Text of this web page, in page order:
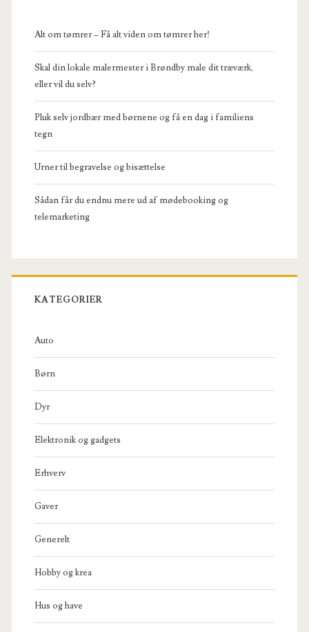
Alt om tømrer – Få alt viden om tømrer her!
Skal din lokale malermester i Brøndby male dit træværk,
eller vil du selv?
Pluk selv jordbær med børnene og få en dag i familiens
tegn
Urner til begravelse og bisættelse
Sådan får du endnu mere ud af mødebooking og
telemarketing
KATEGORIER
Auto
Børn
Dyr
Elektronik og gadgets
Erhverv
Gaver
Generelt
Hobby og krea
Hus og have